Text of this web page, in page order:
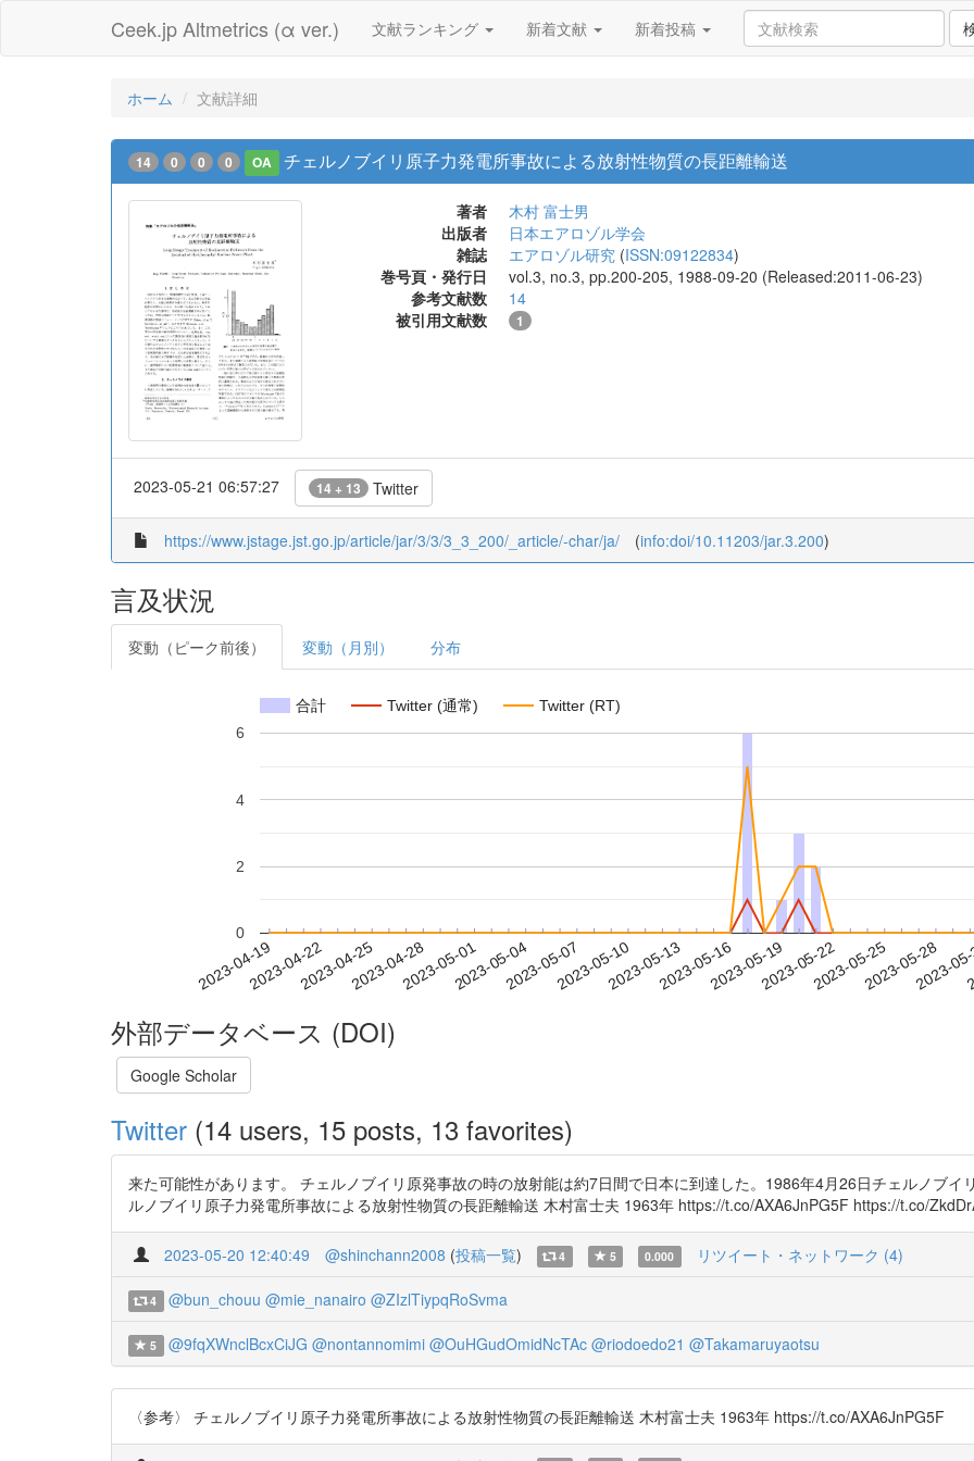
Ceek.jp Altmetrics (α ver.) 文献ランキング 新着文献 新着投稿
ホーム 文献詳細
14 0 0 0 OA チェルノブイリ原子力発電所事故による放射性物質の長距離輸送
著者
木村 富士男
出版者
日本エアロゾル学会
雑誌
エアロゾル研究 (ISSN:09122834)
巻号頁・発行日
vol.3, no.3, pp.200-205, 1988-09-20 (Released:2011-06-23)
参考文献数
14
被引用文献数
1
2023-05-21 06:57:27 14 + 13 Twitter
https://www.jstage.jst.go.jp/article/jar/3/3/3_3_200/_article/-char/ja/ (info:doi/10.11203/jar.3.200)
言及状況
変動（ピーク前後） 変動（月別） 分布
合計 Twitter (通常) Twitter (RT)
2023-04-192023-04-222023-04-252023-04-282023-05-012023-05-042023-05-072023-05-102023-05-132023-05-162023-05-192023-05-222023-05-252023-05-28
2023-
0
2
4
6
外部データベース (DOI)
Google Scholar
Twitter (14 users, 15 posts, 13 favorites)
来た可能性があります。 チェルノブイリ原発事故の時の放射能は約7日間で日本に到達した。1986年4月26日チェルノブ
ルノブイリ原子力発電所事故による放射性物質の長距離輸送 木村富士夫 1963年 https://t.co/AXA6JnPG5F https://t.co/
2023-05-20 12:40:49 @shinchann2008 (投稿一覧) 4 5 0.000 リツイート・ネットワーク (4)
4 @bun_chouu @mie_nanairo @ZIzlTiypqRoSvma
5 @9fqXWnclBcxCiJG @nontannomimi @OuHGudOmidNcTAc @riodoedo21 @Takamaruyaotsu
〈参考〉 チェルノブイリ原子力発電所事故による放射性物質の長距離輸送 木村富士夫 1963年 https://t.co/AXA6JnPG5F